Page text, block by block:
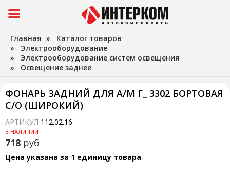
Главная » Каталог товаров
» Электрооборудование
» Электрооборудование систем освещения
» Освещение заднее
ФОНАРЬ ЗАДНИЙ ДЛЯ А/М Г_ 3302 БОРТОВАЯ
С/О (ШИРОКИЙ)
АРТИКУЛ 112.02.16
В НАЛИЧИИ
718 руб
Цена указана за 1 единицу товара